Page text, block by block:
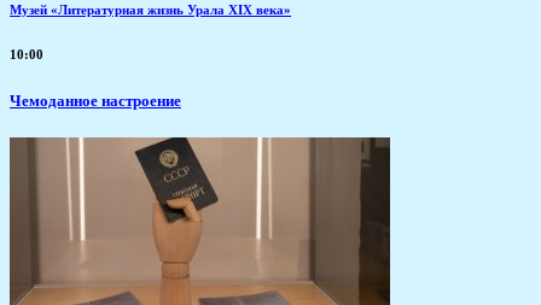
Музей «Литературная жизнь Урала XIX века»
10:00
Чемоданное настроение